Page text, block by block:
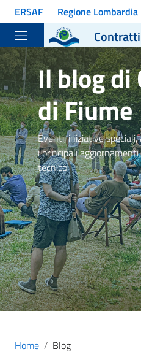
Vai ai contenuti
Vai al menu di navigazione
Vai al footer
ERSAF Regione Lombardia
Il blog
di Fiume
Eventi, iniziative
i principali
tecnico
Home Blog